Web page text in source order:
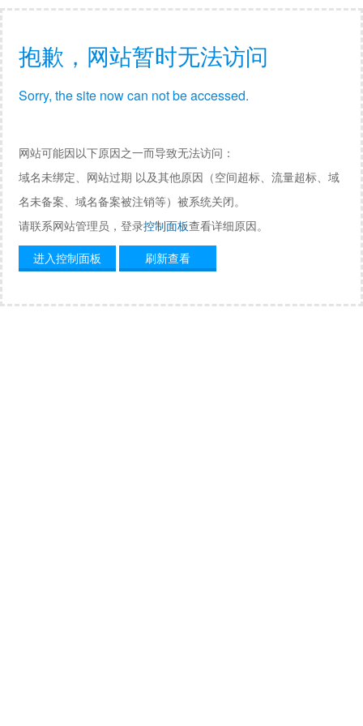
抱歉，网站暂时无法访问
Sorry, the site now can not be accessed.
网站可能因以下原因之一而导致无法访问：
域名未绑定、网站过期 以及其他原因（空间超标、流量超标、域
名未备案、域名备案被注销等）被系统关闭。
请联系网站管理员，登录控制面板查看详细原因。
进入控制面板
刷新查看